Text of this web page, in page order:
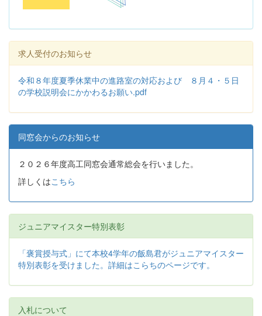
求人受付のお知らせ
令和８年度夏季休業中の進路室の対応および ８月４・５日
の学校説明会にかかわるお願い.pdf
同窓会からのお知らせ
２０２６年度高工同窓会通常総会を行いました。
詳しくはこちら
ジュニアマイスター特別表彰
「褒賞授与式」にて本校4学年の飯島君がジュニアマイスター
特別表彰を受けました。詳細はこらちのページです。
入札について